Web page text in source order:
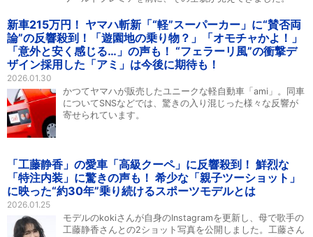
新車215万円！ ヤマハ斬新「“軽”スーパーカー」に“賛否両
論”の反響殺到！「遊園地の乗り物？」「オモチャかよ！」
「意外と安く感じる…」の声も！ “フェラーリ風”の衝撃デ
ザイン採用した「アミ」は今後に期待も！
2026.01.30
かつてヤマハが販売したユニークな軽自動車「ami」。同車
についてSNSなどでは、驚きの入り混じった様々な反響が
寄せられています。
「工藤静香」の愛車「高級クーペ」に反響殺到！ 鮮烈な
「特注内装」に驚きの声も！ 希少な「親子ツーショット」
に映った“約30年”乗り続けるスポーツモデルとは
2026.01.25
モデルのkokiさんが自身のInstagramを更新し、母で歌手の
工藤静香さんとの2ショット写真を公開しました。工藤さん